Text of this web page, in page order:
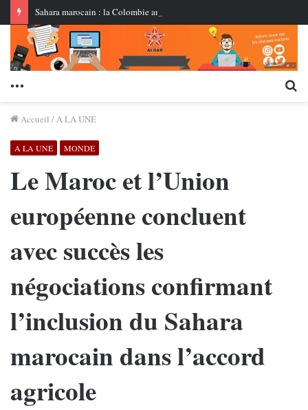
Accueil /A LA UNE
A LA UNE MONDE
Le Maroc et l’Union
européenne concluent
avec succès les
négociations confirmant
l’inclusion du Sahara
marocain dans l’accord
agricole